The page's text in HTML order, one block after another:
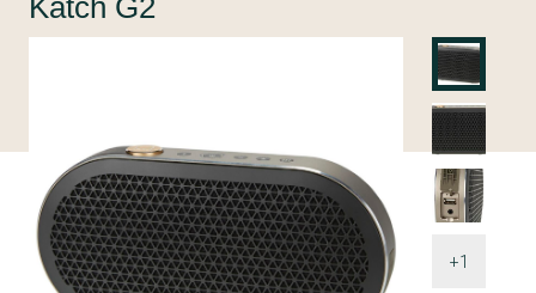
+1
Katch G2